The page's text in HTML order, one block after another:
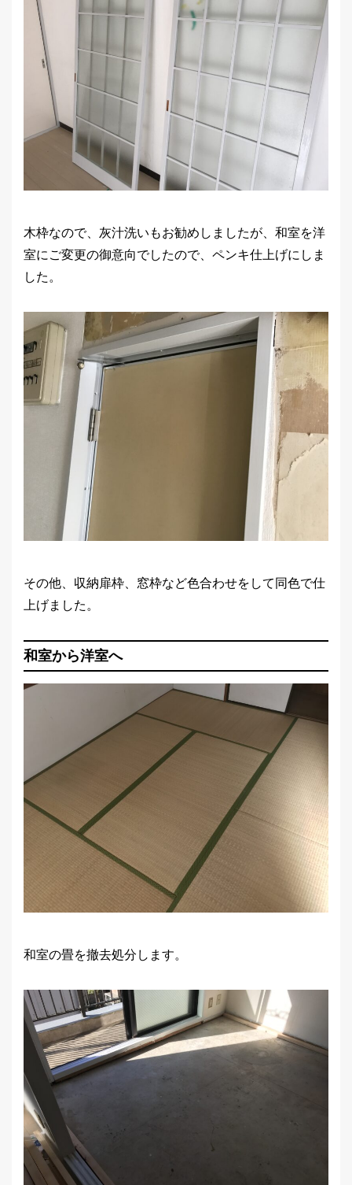
木枠なので、灰汁洗いもお勧めしましたが、和室を洋
室にご変更の御意向でしたので、ペンキ仕上げにしま
した。
その他、収納扉枠、窓枠など色合わせをして同色で仕
上げました。
和室から洋室へ
和室の畳を撤去処分します。